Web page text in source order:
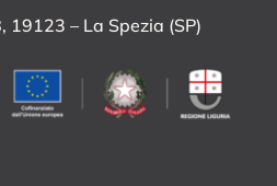
19123 – La Spezia (SP)